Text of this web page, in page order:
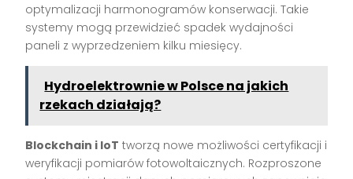
optymalizacji harmonogramów konserwacji. Takie
systemy mogą przewidzieć spadek wydajności
paneli z wyprzedzeniem kilku miesięcy.
Hydroelektrownie w Polsce na jakich
rzekach działają?
Blockchain i IoT tworzą nowe możliwości certyfikacji i
weryfikacji pomiarów fotowoltaicznych. Rozproszone